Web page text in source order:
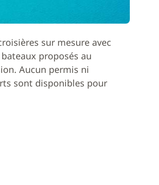
sur mesure avec
proposés au
Aucun permis ni
sont disponibles pour